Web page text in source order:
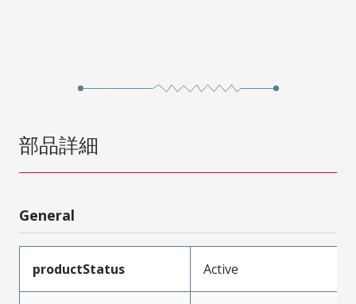
部品詳細
General
productStatus Active